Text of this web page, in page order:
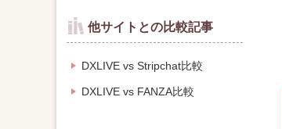
他サイトとの比較記事
DXLIVE vs Stripchat比較
DXLIVE vs FANZA比較